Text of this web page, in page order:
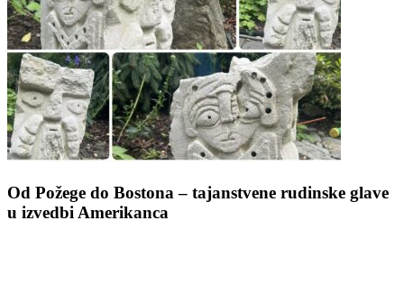
Od Požege do Bostona – tajanstvene rudinske glave
u izvedbi Amerikanca